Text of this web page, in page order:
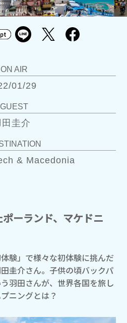
ON AIR
01/29
GUEST
田圭介
& Macedonia
ーランド、マケドニ
験」で様々な初体験に挑んだ
圭介さん。子供の頃バックパ
羽田さんが、世界各国を旅し
ニングとは？